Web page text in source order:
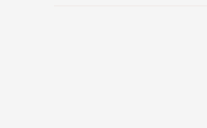
古典針灸派傳人，專長中